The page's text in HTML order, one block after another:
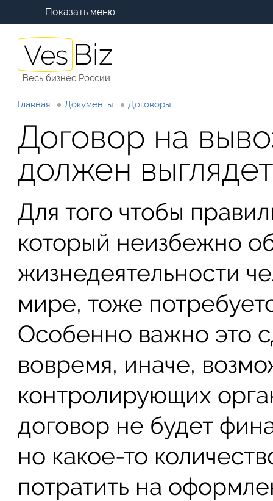
Показать меню
Весь бизнес России
Главная Документы Договоры
Договор на
должен
Для того чтобы
который неизбежно
жизнедеятельности
мире, тоже
Особенно важно это
вовремя, иначе,
контролирующих
договор не будет
но какое-то
потратить на